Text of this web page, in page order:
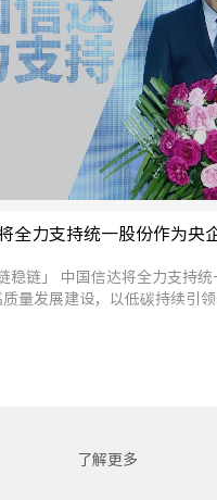
全力支持统一股份作为央
建设
稳链」 中国信达将全力支持
量发展建设，以低碳持续引
了解更多